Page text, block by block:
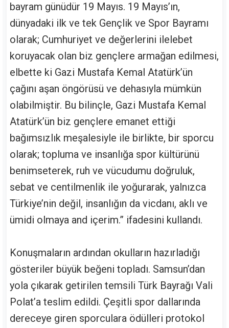
bayram günüdür 19 Mayıs. 19 Mayıs’ın,
dünyadaki ilk ve tek Gençlik ve Spor Bayramı
olarak; Cumhuriyet ve değerlerini ilelebet
koruyacak olan biz gençlere armağan edilmesi,
elbette ki Gazi Mustafa Kemal Atatürk’ün
çağını aşan öngörüsü ve dehasıyla mümkün
olabilmiştir. Bu bilinçle, Gazi Mustafa Kemal
Atatürk’ün biz gençlere emanet ettiği
bağımsızlık meşalesiyle ile birlikte, bir sporcu
olarak; topluma ve insanlığa spor kültürünü
benimseterek, ruh ve vücudumu doğruluk,
sebat ve centilmenlik ile yoğurarak, yalnızca
Türkiye’nin değil, insanlığın da vicdanı, aklı ve
ümidi olmaya and içerim.” ifadesini kullandı.
Konuşmaların ardından okulların hazırladığı
gösteriler büyük beğeni topladı. Samsun’dan
yola çıkarak getirilen temsili Türk Bayrağı Vali
Polat’a teslim edildi. Çeşitli spor dallarında
dereceye giren sporculara ödülleri protokol